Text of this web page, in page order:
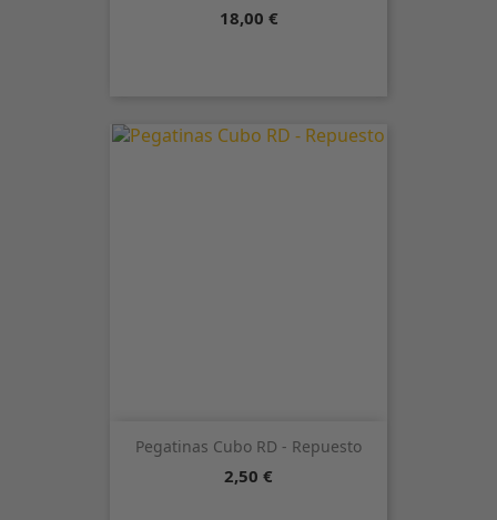
Precio
18,00 €
Pegatinas Cubo RD - Repuesto
Precio
2,50 €